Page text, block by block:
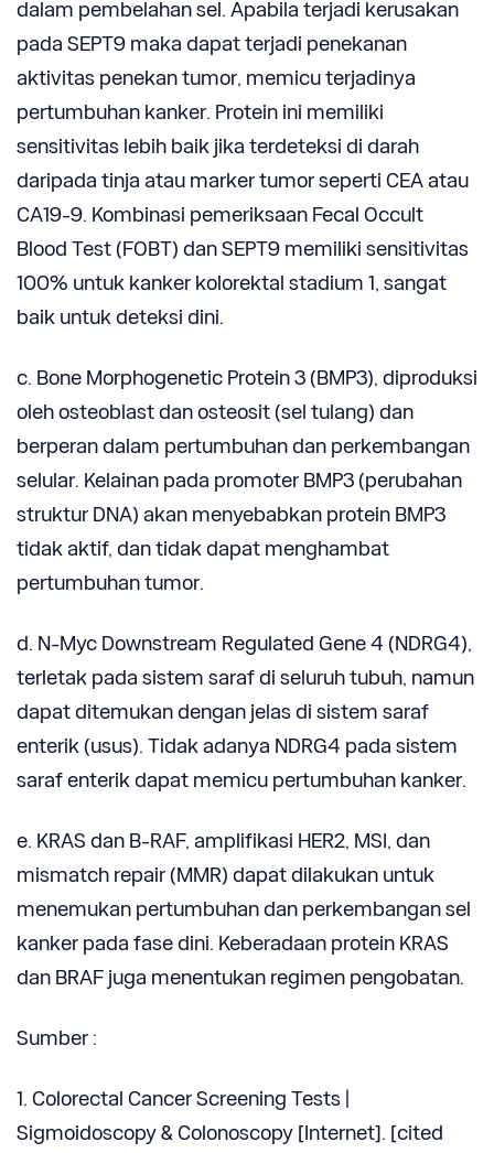
dalam pembelahan sel. Apabila terjadi kerusakan
pada SEPT9 maka dapat terjadi penekanan
aktivitas penekan tumor, memicu terjadinya
pertumbuhan kanker. Protein ini memiliki
sensitivitas lebih baik jika terdeteksi di darah
daripada tinja atau marker tumor seperti CEA atau
CA19-9. Kombinasi pemeriksaan Fecal Occult
Blood Test (FOBT) dan SEPT9 memiliki sensitivitas
100% untuk kanker kolorektal stadium 1, sangat
baik untuk deteksi dini.
c. Bone Morphogenetic Protein 3 (BMP3), diproduksi
oleh osteoblast dan osteosit (sel tulang) dan
berperan dalam pertumbuhan dan perkembangan
selular. Kelainan pada promoter BMP3 (perubahan
struktur DNA) akan menyebabkan protein BMP3
tidak aktif, dan tidak dapat menghambat
pertumbuhan tumor.
d. N-Myc Downstream Regulated Gene 4 (NDRG4),
terletak pada sistem saraf di seluruh tubuh, namun
dapat ditemukan dengan jelas di sistem saraf
enterik (usus). Tidak adanya NDRG4 pada sistem
saraf enterik dapat memicu pertumbuhan kanker.
e. KRAS dan B-RAF, amplifikasi HER2, MSI, dan
mismatch repair (MMR) dapat dilakukan untuk
menemukan pertumbuhan dan perkembangan sel
kanker pada fase dini. Keberadaan protein KRAS
dan BRAF juga menentukan regimen pengobatan.
Sumber :
1. Colorectal Cancer Screening Tests |
Sigmoidoscopy & Colonoscopy [Internet]. [cited